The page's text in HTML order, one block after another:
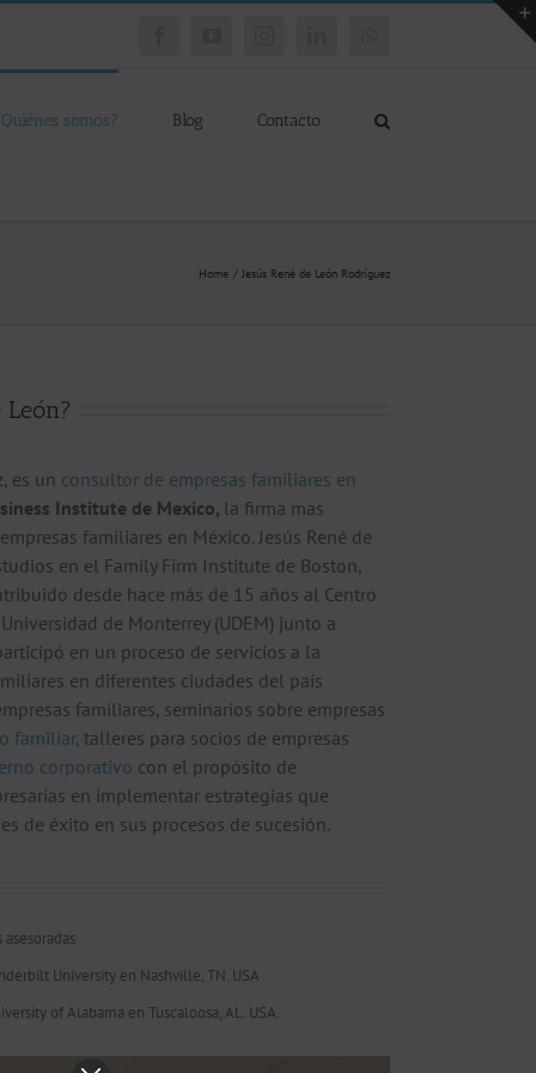
somos? Blog Contacto
Home Jesús René de León Rodríguez
León?
es un consultor de empresas familiares en
Institute de Mexico, la firma mas
familiares en México. Jesús René de
en el Family Firm Institute de Boston,
desde hace más de 15 años al Centro
de Monterrey (UDEM) junto a
en un proceso de servicios a la
en diferentes ciudades del país
familiares, seminarios sobre empresas
familiar, talleres para socios de empresas
corporativo con el propósito de
en implementar estrategias que
de éxito en sus procesos de sucesión.
University en Nashville, TN. USA
of Alabama en Tuscaloosa, AL. USA.